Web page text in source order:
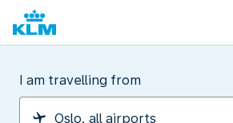
I am travelling from